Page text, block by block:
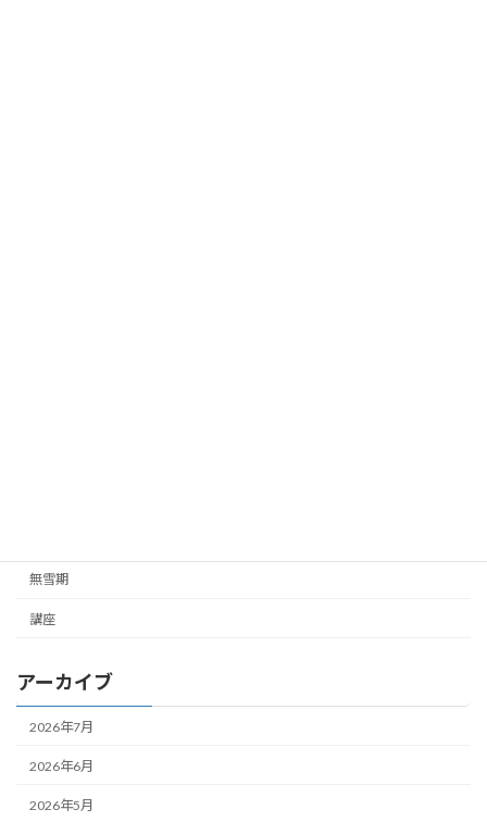
無雪期
講座
アーカイブ
2026年7月
2026年6月
2026年5月